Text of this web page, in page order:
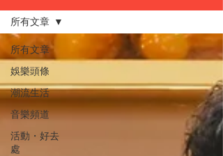
所有文章
娛樂頭條
潮流生活
音樂頻道
活動・好去
處
所有文章